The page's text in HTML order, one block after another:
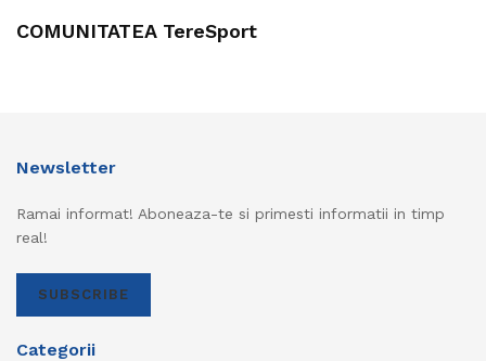
COMUNITATEA TereSport
Newsletter
Ramai informat! Aboneaza-te si primesti informatii in timp
real!
SUBSCRIBE
Categorii